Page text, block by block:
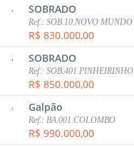
, SOBRADO
Ref.: SOB.10.NOVO MUNDO
R$ 830.000,00
, SOBRADO
Ref.: SOB.401.PINHEIRINHO
R$ 850.000,00
, Galpão
Ref.: BA.001.COLOMBO
R$ 990.000,00